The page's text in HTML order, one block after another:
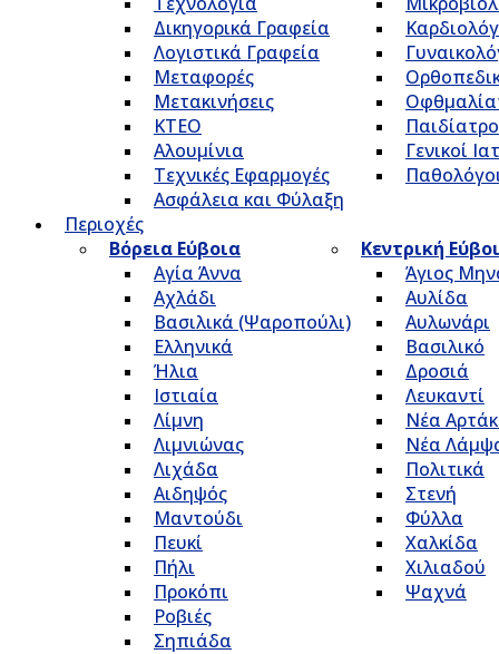
Δικηγορικά Γραφεία
Λογιστικά Γραφεία
Μεταφορές
Μετακινήσεις
ΚΤΕΟ
Αλουμίνια
Τεχνικές Εφαρμογές
Ασφάλεια και Φύλαξη
Γενικοί
Περιοχές
Βόρεια Εύβοια
Αγία Άννα
Αχλάδι
Βασιλικά (Ψαροπούλι)
Ελληνικά
Ήλια
Ιστιαία
Λίμνη
Λιμνιώνας
Λιχάδα
Αιδηψός
Μαντούδι
Πευκί
Πήλι
Προκόπι
Ροβιές
Σηπιάδα
Κεντρική
Άγιος
Αυλίδα
Αυλωνάρι
Βασιλικό
Δροσιά
Λευκαντί
Νέα
Νέα
Πολιτικά
Στενή
Φύλλα
Χαλκίδα
Χιλιαδού
Ψαχνά